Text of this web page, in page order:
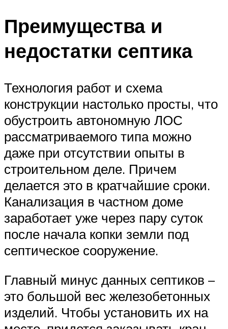
Преимущества и
недостатки септика
Технология работ и схема
конструкции настолько просты, что
обустроить автономную ЛОС
рассматриваемого типа можно
даже при отсутствии опыты в
строительном деле. Причем
делается это в кратчайшие сроки.
Канализация в частном доме
заработает уже через пару суток
после начала копки земли под
септическое сооружение.
Главный минус данных септиков –
это большой вес железобетонных
изделий. Чтобы установить их на